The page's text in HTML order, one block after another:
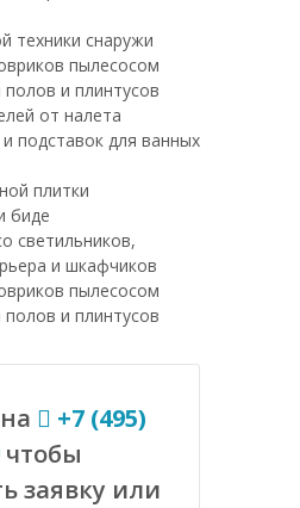
техники снаружи
пылесосом
и плинтусов
от налета
подставок для ванных
плитки
биде
светильников,
и шкафчиков
пылесосом
и плинтусов
+7 (495)
чтобы
заявку или